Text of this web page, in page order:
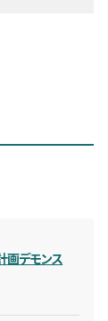
画デモンス